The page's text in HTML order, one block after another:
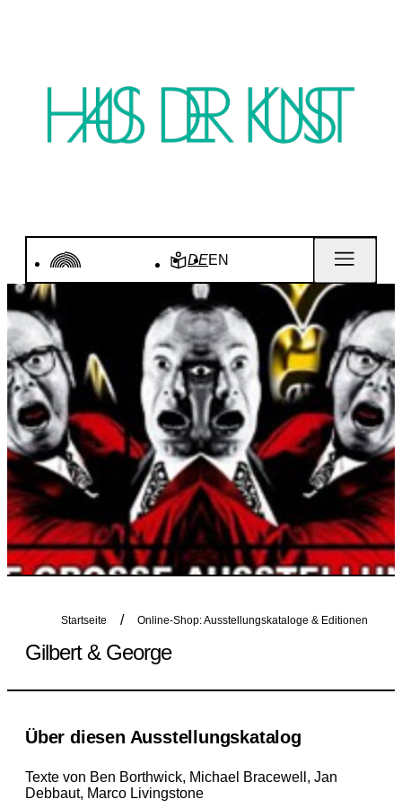
DEEN
Startseite Online-Shop: Ausstellungskataloge & Editionen
Gilbert & George
Über diesen Ausstellungskatalog
Texte von Ben Borthwick, Michael Bracewell, Jan
Debbaut, Marco Livingstone